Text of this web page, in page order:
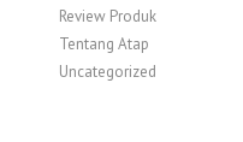
Review Produk
Tentang Atap
Uncategorized